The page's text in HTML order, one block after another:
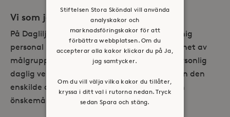
Vi som jobbar på Dagliljan
På Dagliljan möts du av engagerad och kunnig
personal med specialkompetens och erfarenhet av
målgruppen. Vi värnar om en mindre och personlig
daglig verksamhet där målet är att utgå från den
enskilde deltagaren och dess olika behov och
önskemål.
Stiftelsen Stora Sköndal vill använda
analyskakor och
marknadsföringskakor för att
förbättra webbplatsen. Om du
accepterar alla kakor klickar du på Ja,
jag samtycker.
Om du vill välja vilka kakor du tillåter,
kryssa i ditt val i rutorna nedan. Tryck
sedan Spara och stäng.